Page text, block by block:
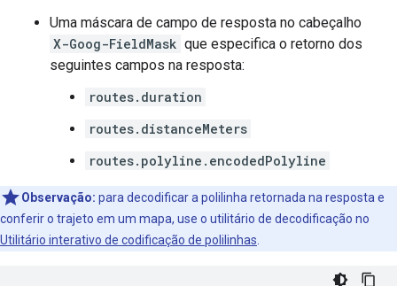
Uma máscara de campo de resposta no cabeçalho
X-Goog-FieldMask que especifica o retorno dos
seguintes campos na resposta:
routes.duration
routes.distanceMeters
routes.polyline.encodedPolyline
Observação: para decodificar a polilinha retornada na resposta e
conferir o trajeto em um mapa, use o utilitário de decodificação no
Utilitário interativo de codificação de polilinhas